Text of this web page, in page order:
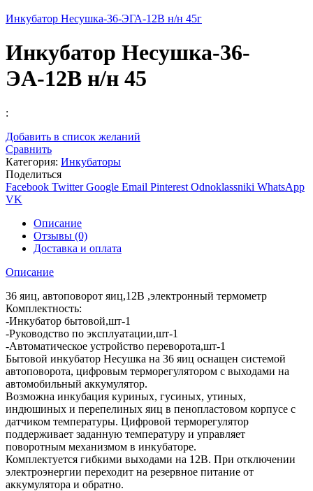
Инкубатор Несушка-36-ЭГА-12В н/н 45г
Инкубатор Несушка-36-
ЭА-12В н/н 45
:
Добавить в список желаний
Сравнить
Категория: Инкубаторы
Поделиться
Facebook Twitter Google Email Pinterest Odnoklassniki WhatsApp
VK
Описание
Отзывы (0)
Доставка и оплата
Описание
36 яиц, автоповорот яиц,12В ,электронный термометр
Комплектность:
-Инкубатор бытовой,шт-1
-Руководство по эксплуатации,шт-1
-Автоматическое устройство переворота,шт-1
Бытовой инкубатор Несушка на 36 яиц оснащен системой
автоповорота, цифровым терморегулятором с выходами на
автомобильный аккумулятор.
Возможна инкубация куриных, гусиных, утиных,
индюшиных и перепелиных яиц в пенопластовом корпусе с
датчиком температуры. Цифровой терморегулятор
поддерживает заданную температуру и управляет
поворотным механизмом в инкубаторе.
Комплектуется гибкими выходами на 12В. При отключении
электроэнергии переходит на резервное питание от
аккумулятора и обратно.